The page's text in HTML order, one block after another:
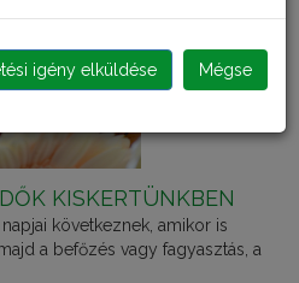
KISKERTÜNKBEN
következnek, amikor is
a befőzés vagy fagyasztás, a
igény elküldése Mégse